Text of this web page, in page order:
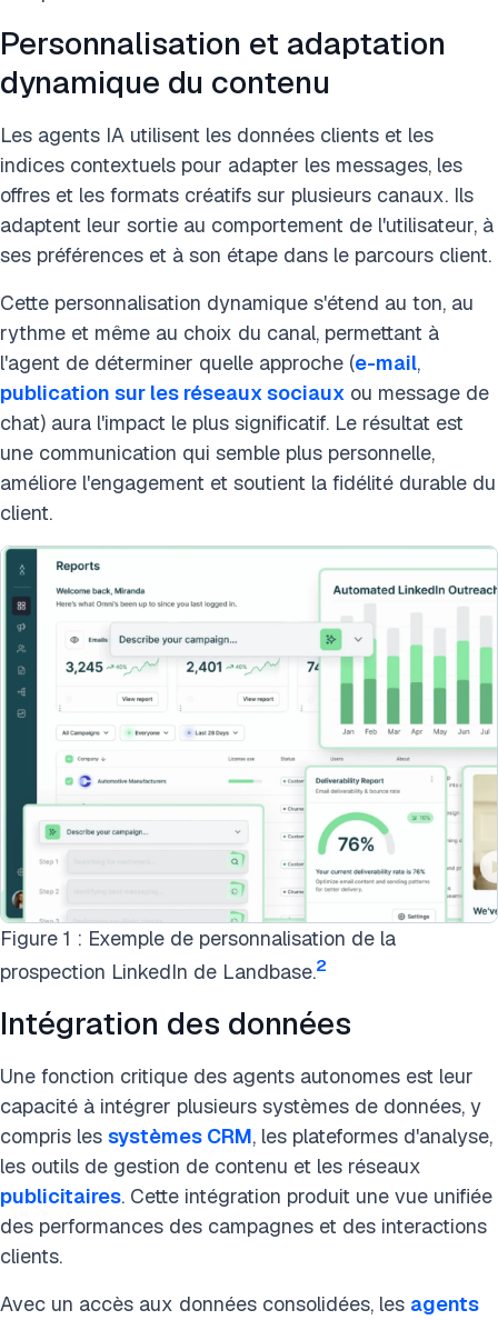
Personnalisation et adaptation
dynamique du contenu
Les agents IA utilisent les données clients et les
indices contextuels pour adapter les messages, les
offres et les formats créatifs sur plusieurs canaux. Ils
adaptent leur sortie au comportement de l'utilisateur, à
ses préférences et à son étape dans le parcours client.
Cette personnalisation dynamique s'étend au ton, au
rythme et même au choix du canal, permettant à
l'agent de déterminer quelle approche (e-mail,
publication sur les réseaux sociaux ou message de
chat) aura l'impact le plus significatif. Le résultat est
une communication qui semble plus personnelle,
améliore l'engagement et soutient la fidélité durable du
client.
Figure 1 : Exemple de personnalisation de la
prospection LinkedIn de Landbase.2
Intégration des données
Une fonction critique des agents autonomes est leur
capacité à intégrer plusieurs systèmes de données, y
compris les systèmes CRM, les plateformes d'analyse,
les outils de gestion de contenu et les réseaux
publicitaires. Cette intégration produit une vue unifiée
des performances des campagnes et des interactions
clients.
Avec un accès aux données consolidées, les agents